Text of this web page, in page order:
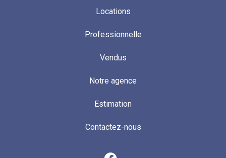
Locations
Professionnelle
Vendus
Notre agence
Estimation
Contactez-nous